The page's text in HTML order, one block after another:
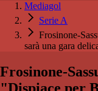
Mediagol
Serie A
Frosinone-
sarà una gara
Frosinone-